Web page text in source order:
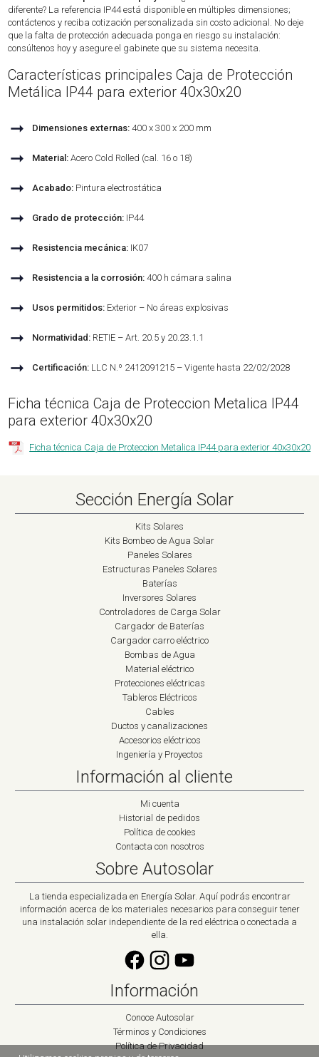
diferente? La referencia IP44 está disponible en múltiples dimensiones;
contáctenos y reciba cotización personalizada sin costo adicional. No deje
que la falta de protección adecuada ponga en riesgo su instalación:
consúltenos hoy y asegure el gabinete que su sistema necesita.
Características principales Caja de Protección
Metálica IP44 para exterior 40x30x20
➞ Dimensiones externas: 400 x 300 x 200 mm
➞ Material: Acero Cold Rolled (cal. 16 o 18)
➞ Acabado: Pintura electrostática
➞ Grado de protección: IP44
➞ Resistencia mecánica: IK07
➞ Resistencia a la corrosión: 400 h cámara salina
➞ Usos permitidos: Exterior – No áreas explosivas
➞ Normatividad: RETIE – Art. 20.5 y 20.23.1.1
➞ Certificación: LLC N.º 2412091215 – Vigente hasta 22/02/2028
Ficha técnica Caja de Proteccion Metalica IP44
para exterior 40x30x20
Ficha técnica Caja de Proteccion Metalica IP44 para exterior 40x30x20
Sección Energía Solar
Kits Solares
Kits Bombeo de Agua Solar
Paneles Solares
Estructuras Paneles Solares
Baterías
Inversores Solares
Controladores de Carga Solar
Cargador de Baterías
Cargador carro eléctrico
Bombas de Agua
Material eléctrico
Protecciones eléctricas
Tableros Eléctricos
Cables
Ductos y canalizaciones
Accesorios eléctricos
Ingeniería y Proyectos
Información al cliente
Mi cuenta
Historial de pedidos
Política de cookies
Contacta con nosotros
Sobre Autosolar
La tienda especializada en Energía Solar. Aquí podrás encontrar
información acerca de los materiales necesarios para conseguir tener
una instalación solar independiente de la red eléctrica o conectada a
ella.
Información
Conoce Autosolar
Términos y Condiciones
Política de Privacidad